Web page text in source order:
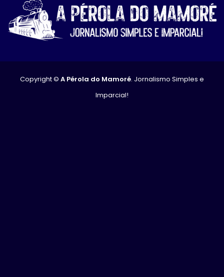
Copyright © A Pérola do Mamoré. Jornalismo Simples e
Imparcial!